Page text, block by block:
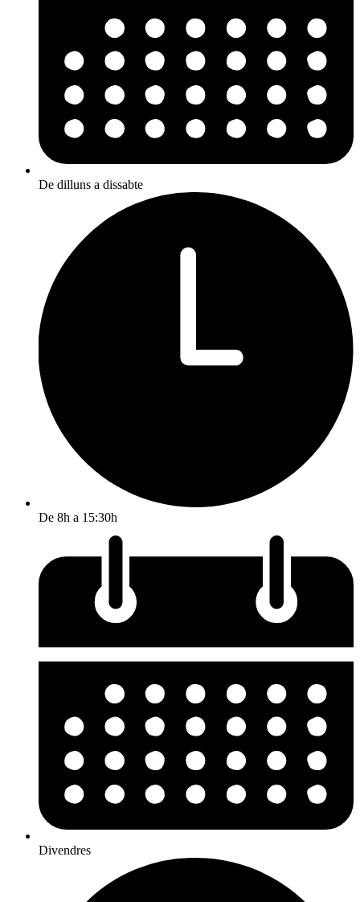
De dilluns a dissabte
De 8h a 15:30h
Divendres